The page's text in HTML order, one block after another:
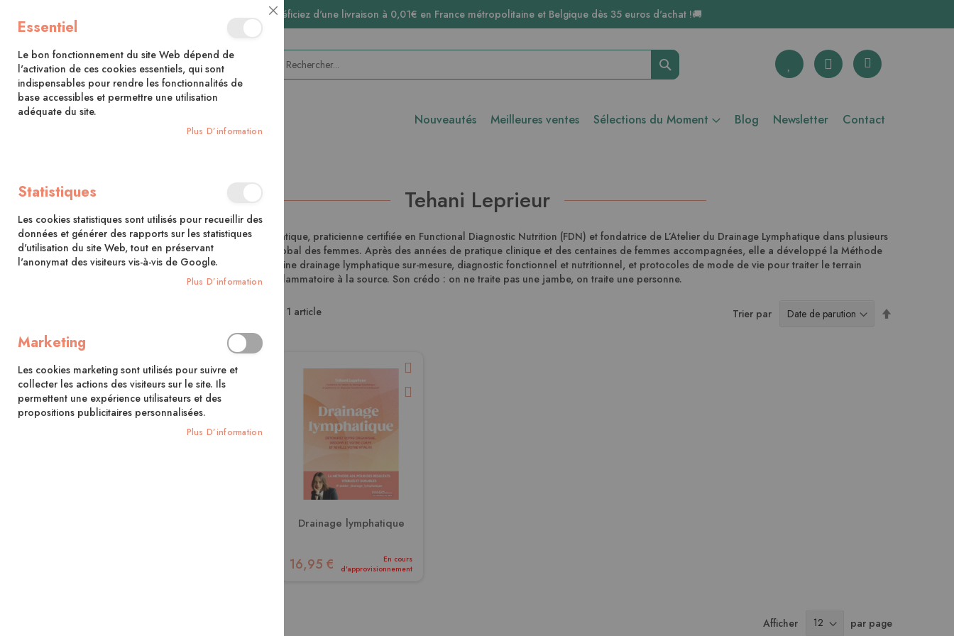
🚚 Bénéficiez d'une livraison à 0,01€ en France métropolitaine et Belgique dès 35 euros d'achat !🚚
Rechercher
CATÉGORIES Nouveautés Meilleures ventes Sélections du Moment Blog Newsletter Contact
Tehani Leprieur
Tehani Leprieur est experte en drainage lymphatique, praticienne certifiée en Functional Diagnostic Nutrition (FDN) et fondatrice de L’Atelier du Drainage Lymphatique dans plusieurs
ateliers à Paris dédiés à l’accompagnement global des femmes. Après des années de pratique clinique et des centaines de femmes accompagnées, elle a développé la Méthode
ADL : une approche en 7 piliers qui combine drainage lymphatique sur-mesure, diagnostic fonctionnel et nutritionnel, et protocoles de mode de vie pour traiter le terrain
inflammatoire à la source. Son crédo : on ne traite pas une jambe, on traite une personne.
1 article Trier par
Drainage lymphatique
16,95 €
En cours
d'approvisionnement
Afficher par page
Il n’y a aucun article dans votre liste
d’envies.
Close
Cookie
Essentiel
Le bon fonctionnement du site Web dépend de
l'activation de ces cookies essentiels, qui sont
indispensables pour rendre les fonctionnalités de
base accessibles et permettre une utilisation
adéquate du site.
Plus D’information
Statistiques
Les cookies statistiques sont utilisés pour recueillir des
données et générer des rapports sur les statistiques
d'utilisation du site Web, tout en préservant
l'anonymat des visiteurs vis-à-vis de Google.
Plus D’information
Marketing
Les cookies marketing sont utilisés pour suivre et
collecter les actions des visiteurs sur le site. Ils
permettent une expérience utilisateurs et des
propositions publicitaires personnalisées.
Plus D’information